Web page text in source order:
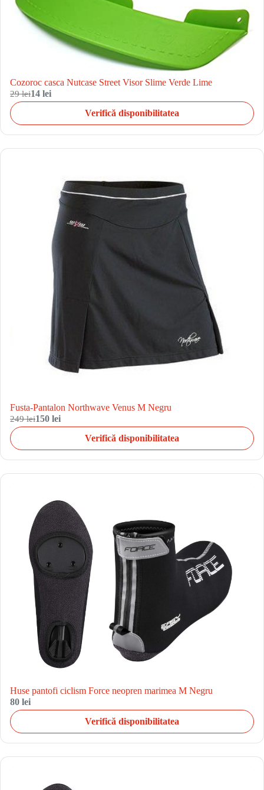
Cozoroc casca Nutcase Street Visor Slime Verde Lime
29 lei14 lei
Verifică disponibilitatea
Fusta-Pantalon Northwave Venus M Negru
249 lei150 lei
Verifică disponibilitatea
Huse pantofi ciclism Force neopren marimea M Negru
80 lei
Verifică disponibilitatea